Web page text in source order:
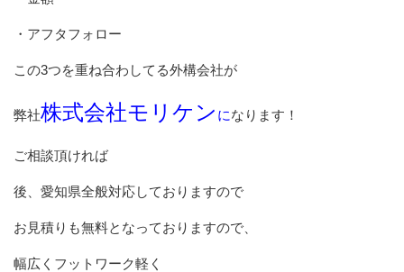
・アフタフォロー
この3つを重ね合わしてる外構会社が
弊社株式会社モリケン になります！
ご相談頂ければ
後、愛知県全般対応しておりますので
お見積りも無料となっておりますので、
幅広くフットワーク軽く